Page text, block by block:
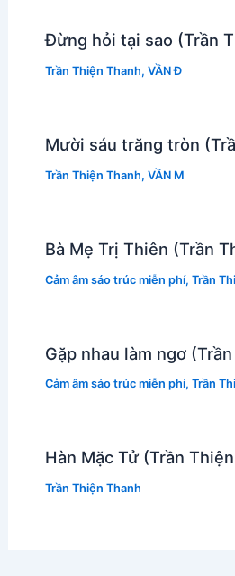
Đừng hỏi tại sao (Trần
Trần Thiện Thanh, VẦN Đ
Mười sáu trăng tròn
Trần Thiện Thanh, VẦN M
Bà Mẹ Trị Thiên (Trần
Cảm âm sáo trúc miễn phí, Trần
Gặp nhau làm ngơ
Cảm âm sáo trúc miễn phí, Trần
Hàn Mặc Tử (Trần
Trần Thiện Thanh